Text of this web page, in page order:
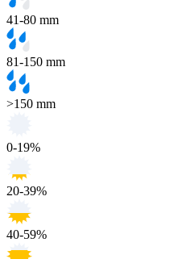
41-80 mm
81-150 mm
>150 mm
0-19%
20-39%
40-59%